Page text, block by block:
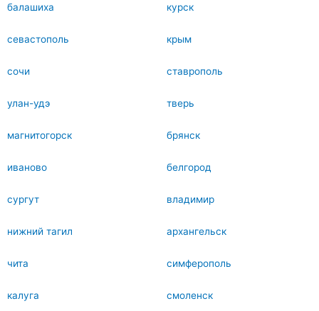
балашиха курск
севастополь крым
сочи ставрополь
улан-удэ тверь
магнитогорск брянск
иваново белгород
сургут владимир
нижний тагил архангельск
чита симферополь
калуга смоленск